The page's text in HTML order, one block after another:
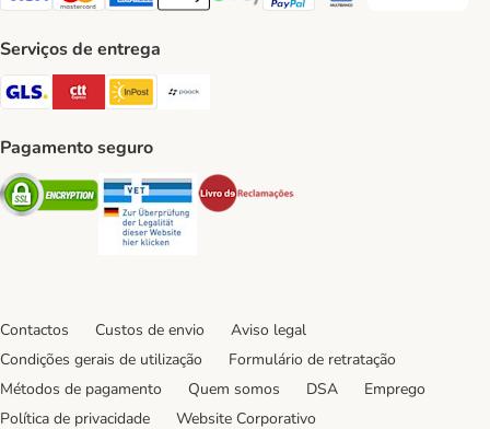
Visa Payment Method
Mastercard Payment Method
American Express Payment Method
Apple Pay Payment Method
Google Pay Payment Method
PayPal Payment Method
Multibanco Payment
Serviços de entrega
GLS Shipping Method
CTTExpress Shipping Method
InPost Shipping Method
Pagamento seguro
Security Security
Contactos Custos de envio
Aviso legal
Condições gerais de utilização
Formulário de retratação
Métodos de pagamento
Quem somos DSA
Emprego
Política de privacidade
Website Corporativo